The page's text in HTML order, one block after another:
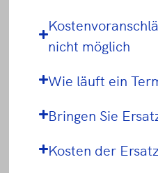
nicht möglich
Wie läuft ein
Bringen Sie
Kosten der